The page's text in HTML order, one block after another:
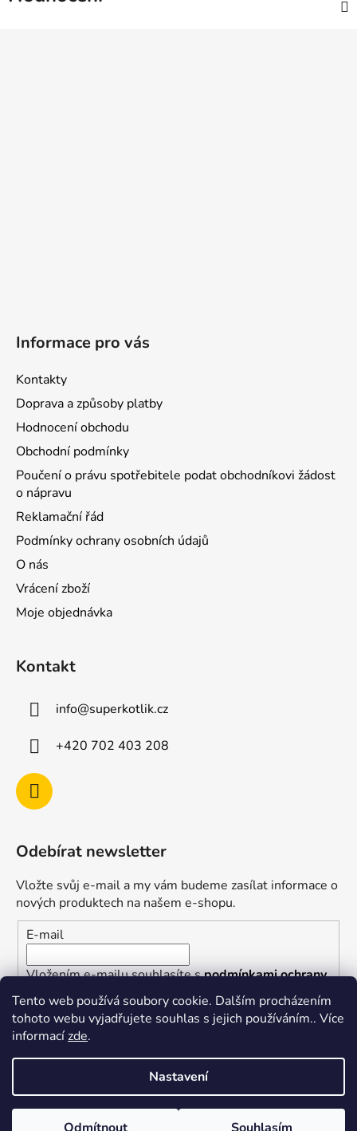
Tento web používá soubory cookie. Dalším procházením
tohoto webu vyjadřujete souhlas s jejich používáním.. Více
informacízde.
Nastavení
Informace pro vás
Kontakty
Doprava a způsoby platby
Hodnocení obchodu
Obchodní podmínky
Poučení o právu spotřebitele podat obchodníkovi žádost
o nápravu
Reklamační řád
Podmínky ochrany osobních údajů
O nás
Vrácení zboží
Moje objednávka
Kontakt
info@superkotlik.cz
+420 702 403 208
Odebírat newsletter
Vložte svůj e-mail a my vám budeme zasílat informace o
nových produktech na našem e-shopu.
E-mail
Vložením e-mailu souhlasíte spodmínkami ochrany
osobních údajů
PŘIHLÁSIT SE
Vytvořil Shoptet